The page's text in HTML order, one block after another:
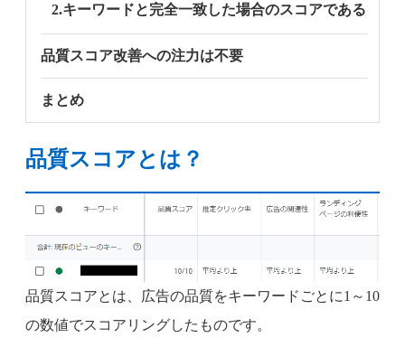
2.キーワードと完全一致した場合のスコアである
品質スコア改善への注力は不要
まとめ
品質スコアとは？
品質スコアとは、広告の品質をキーワードごとに1～10
の数値でスコアリングしたものです。